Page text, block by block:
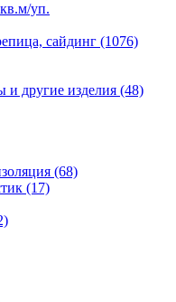
уп.
сайдинг (1076)
другие изделия (48)
(68)
(17)